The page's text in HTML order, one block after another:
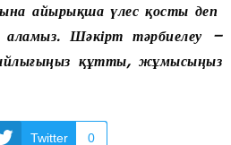
айырықша үлес қосты деп
Шәкірт тәрбиелеу –
құтты, жұмысыңыз
Twitter 0